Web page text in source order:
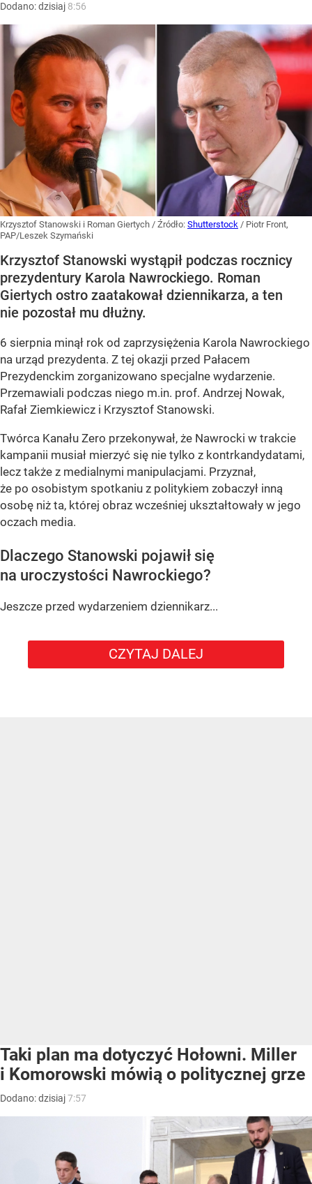
Dodano:dzisiaj 8:56
Krzysztof Stanowski i Roman Giertych / Źródło: Shutterstock / Piotr Front,
PAP/Leszek Szymański
Krzysztof Stanowski wystąpił podczas rocznicy
prezydentury Karola Nawrockiego. Roman
Giertych ostro zaatakował dziennikarza, a ten
nie pozostał mu dłużny.
6 sierpnia minął rok od zaprzysiężenia Karola Nawrockiego
na urząd prezydenta. Z tej okazji przed Pałacem
Prezydenckim zorganizowano specjalne wydarzenie.
Przemawiali podczas niego m.in. prof. Andrzej Nowak,
Rafał Ziemkiewicz i Krzysztof Stanowski.
Twórca Kanału Zero przekonywał, że Nawrocki w trakcie
kampanii musiał mierzyć się nie tylko z kontrkandydatami,
lecz także z medialnymi manipulacjami. Przyznał,
że po osobistym spotkaniu z politykiem zobaczył inną
osobę niż ta, której obraz wcześniej ukształtowały w jego
oczach media.
Dlaczego Stanowski pojawił się
na uroczystości Nawrockiego?
Jeszcze przed wydarzeniem dziennikarz...
CZYTAJ DALEJ
Taki plan ma dotyczyć Hołowni. Miller
i Komorowski mówią o politycznej grze
Dodano:dzisiaj7:57